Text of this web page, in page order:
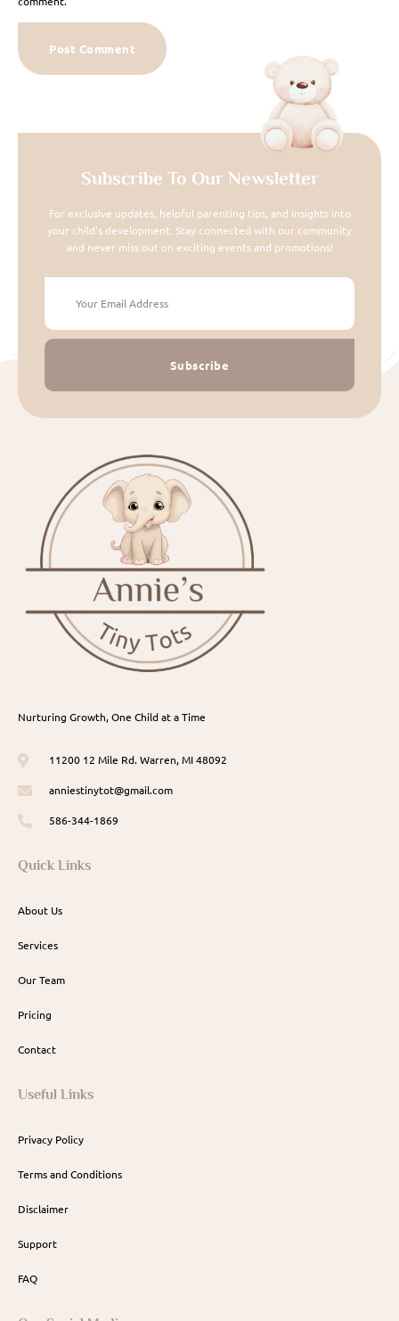
Subscribe To Our Newsletter
For exclusive updates, helpful parenting tips, and insights into
your child's development. Stay connected with our community
and never miss out on exciting events and promotions!
Subscribe
Nurturing Growth, One Child at a Time
11200 12 Mile Rd. Warren, MI 48092
anniestinytot@gmail.com
586-344-1869
Quick Links
About Us
Services
Our Team
Pricing
Contact
Useful Links
Privacy Policy
Terms and Conditions
Disclaimer
Support
FAQ